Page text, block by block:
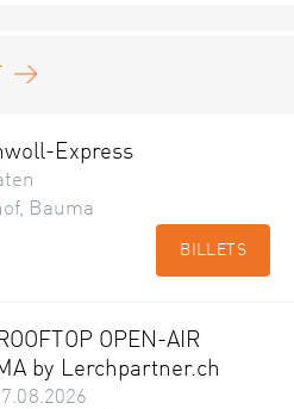
Express
Bauma
BILLETS
OPEN-AIR
by Lerchpartner.ch